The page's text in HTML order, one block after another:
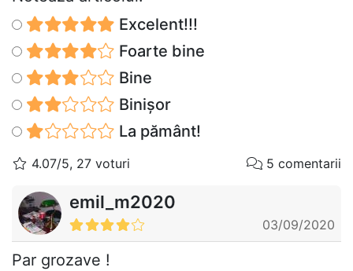
Excelent!!!
Foarte bine
Bine
Binișor
La pământ!
4.07/5, 27 voturi 5 comentarii
emil_m2020
03/09/2020
Par grozave !